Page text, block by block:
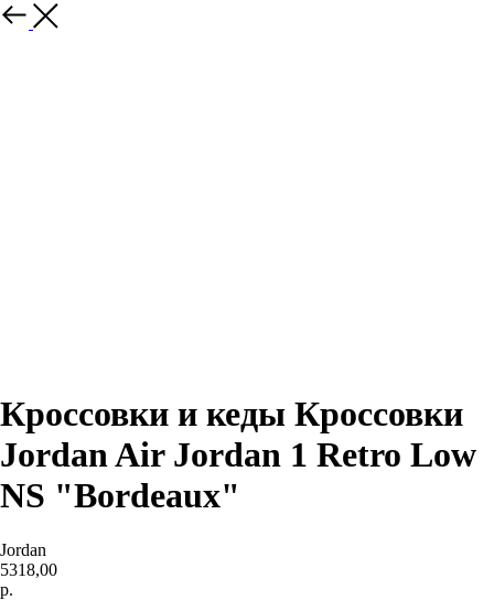
Назад
Кроссовки и кеды Кроссовки
Jordan Air Jordan 1 Retro Low
NS "Bordeaux"
Jordan
5318,00
р.